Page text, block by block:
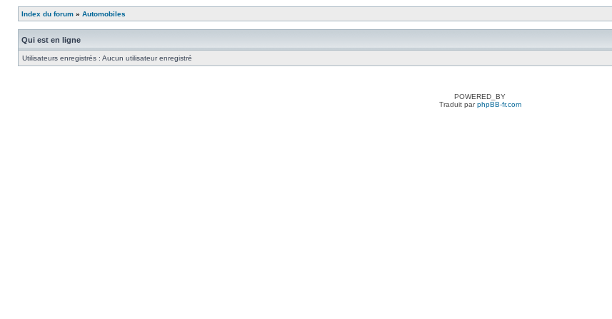
Index du forum » Automobiles
Qui est en ligne
Utilisateurs enregistrés : Aucun utilisateur enregistré
POWERED_BY
Traduit parphpBB-fr.com